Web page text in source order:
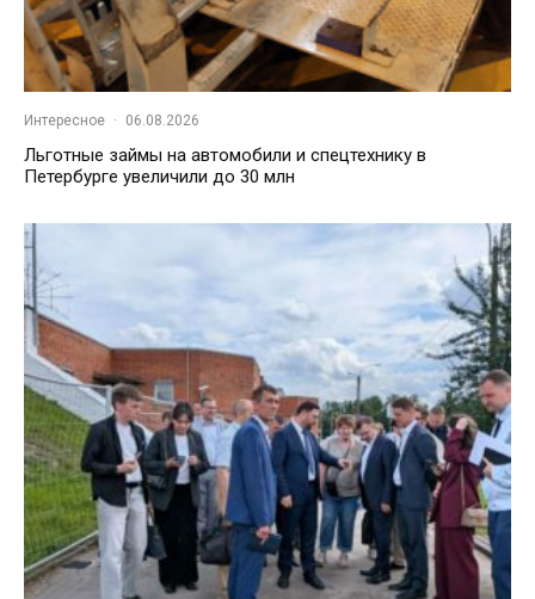
Интересное · 06.08.2026
Льготные займы на автомобили и спецтехнику в
Петербурге увеличили до 30 млн